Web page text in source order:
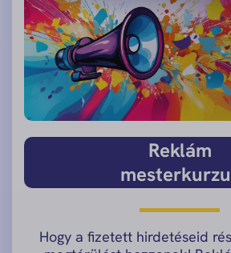
Reklám
Hogy a fizetett hirdetéseid